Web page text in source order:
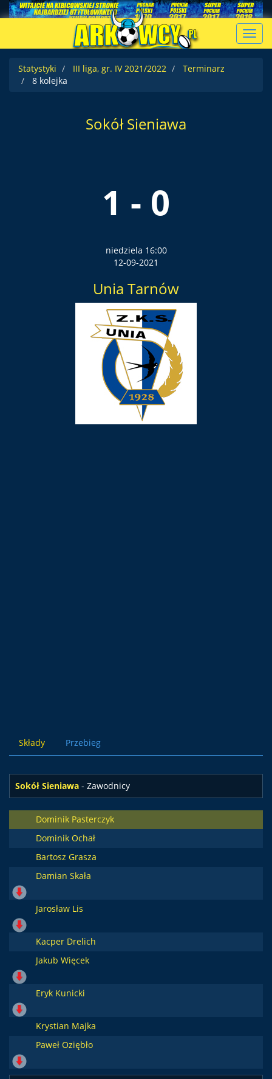
Statystyki
III liga, gr. IV 2021/2022
Terminarz
8 kolejka
Sokół Sieniawa
1 - 0
niedziela 16:00
12-09-2021
Unia Tarnów
Składy Przebieg
Sokół Sieniawa - Zawodnicy
Dominik Pasterczyk
Dominik Ochał
Bartosz Grasza
Damian Skała
Jarosław Lis
Kacper Drelich
Jakub Więcek
Eryk Kunicki
Krystian Majka
Paweł Oziębło